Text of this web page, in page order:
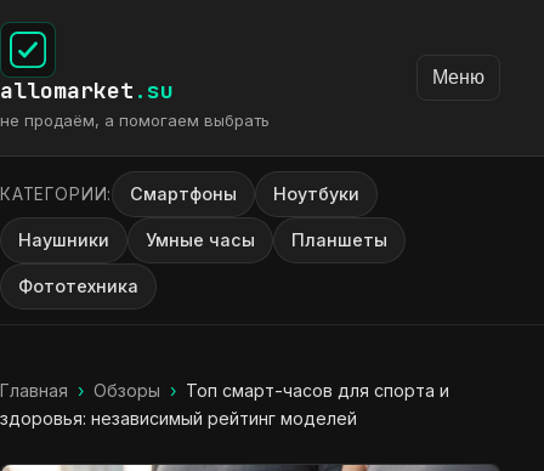
allomarket .su
не продаём, а помогаем выбрать
Меню
КАТЕГОРИИ: Смартфоны Ноутбуки
Наушники Умные часы Планшеты
Фототехника
Главная › Обзоры › Топ смарт-часов для спорта и
здоровья: независимый рейтинг моделей